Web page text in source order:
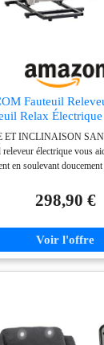
sieste. Le
intégré
posture
ET LA
de votre
de salon
intégrée.
une
d'autres
Fauteuil
Relax
ET INCLINAISON
releveur électrique vous
en soulevant
Contrôlez-le simplement
filaire, pratique et
SOUTIEN
d'une assise ultra
associé à des ressorts
entre maintien et
pression. Son haut
accoudoirs larges vous
optimale. REVÊTEMENT
298,90 €